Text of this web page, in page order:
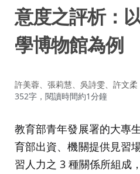
意度之評析：
學博物館為例
作
者：
許美蓉、張莉慧、吳詩雯、許文柔
352字，閱讀時間約1分鐘
教育部青年發展署的大專
育部出資、機關提供見習
習人力之 3 種關係所組成